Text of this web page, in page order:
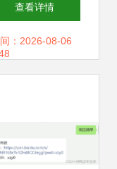
查看详情
：2026-08-06